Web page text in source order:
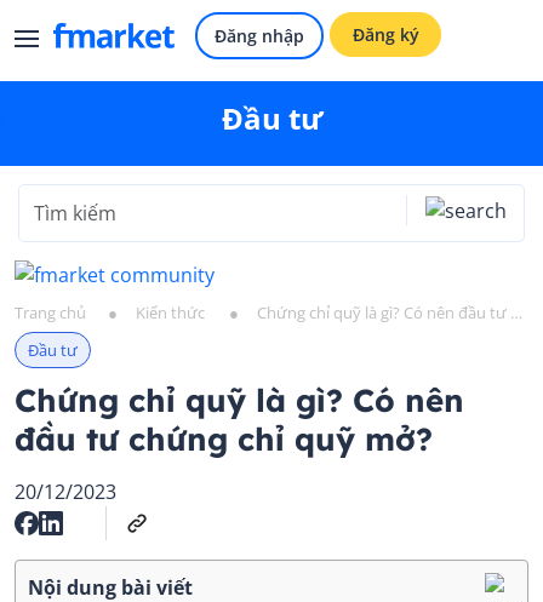
Đăng nhập Đăng ký
Đầu tư
Trang chủ ● Kiến thức ●
Chứng chỉ quỹ là gì? Có nên đầu tư chứng chỉ quỹ mở?
Đầu tư
Chứng chỉ quỹ là gì? Có nên
đầu tư chứng chỉ quỹ mở?
20/12/2023
Nội dung bài viết